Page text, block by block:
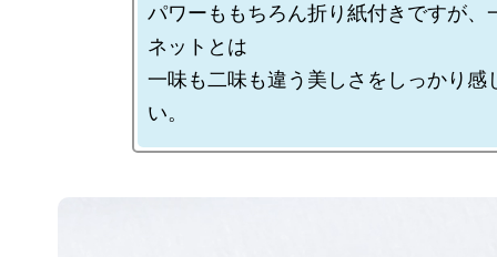
パワーももちろん折り紙付きですが、
ネットとは
一味も二味も違う美しさをしっかり感